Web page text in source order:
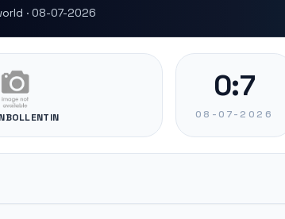
· 08-07-2026
0:7
08-07-2026